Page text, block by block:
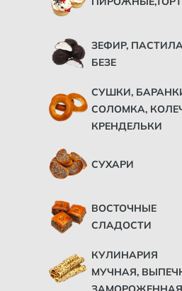
ЗЕФИР,
БЕЗЕ
СУШКИ,
СОЛОМКА,
КРЕНДЕЛЬКИ
СУХАРИ
ВОСТОЧНЫЕ
СЛАДОСТИ
КУЛИНАРИЯ
МУЧНАЯ,